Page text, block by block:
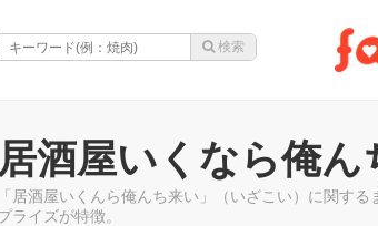
居酒屋いくなら俺ん
「居酒屋いくんら俺んち来い」（いざこい）に関す
ライズが特徴。